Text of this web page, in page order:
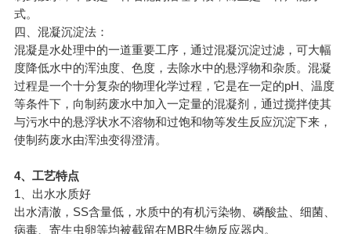
式。
四、混凝沉淀法：
混凝是水处理中的一道重要工序，通过混凝沉淀过滤，可大幅
度降低水中的浑浊度、色度，去除水中的悬浮物和杂质。混凝
过程是一个十分复杂的物理化学过程，它是在一定的pH、温度
等条件下，向制药废水中加入一定量的混凝剂，通过搅拌使其
与污水中的悬浮状水不溶物和过饱和物等发生反应沉淀下来，
使制药废水由浑浊变得澄清。
4、工艺特点
1、出水水质好
出水清澈，SS含量低，水质中的有机污染物、磷酸盐、细菌、
病毒、寄生虫卵等均被截留在MBR生物反应器内。